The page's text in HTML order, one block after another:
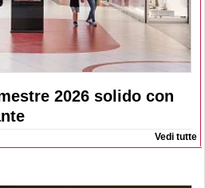
2026 solido con
Vedi tutte